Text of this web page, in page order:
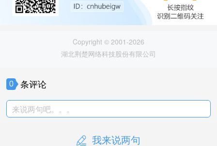
Copyright © 2001-2026
湖北荆楚网络科技股份有限公司
0 条评论
来说两句吧。。。
我来说两句